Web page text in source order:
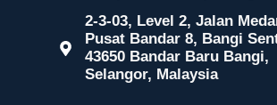
2-3-03, Level 2, Jalan
Pusat Bandar 8, Bangi
43650 Bandar Baru Bangi,
Selangor, Malaysia